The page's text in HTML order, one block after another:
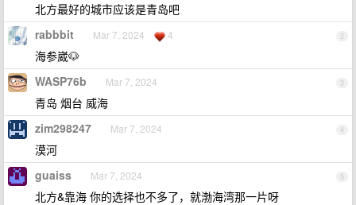
北方最好的城市应该是青岛吧
2
rabbbit Mar 7, 2024 4
海参崴🐶
3
WASP76b Mar 7, 2024
青岛 烟台 威海
4
zim298247 Mar 7, 2024
漠河
5
guaiss Mar 7, 2024
北方&靠海 你的选择也不多了，就渤海湾那一片呀